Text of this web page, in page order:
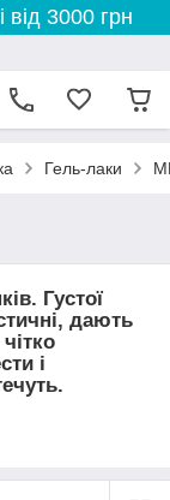
від 3000 грн
Гель-лаки
Густої
дають
і